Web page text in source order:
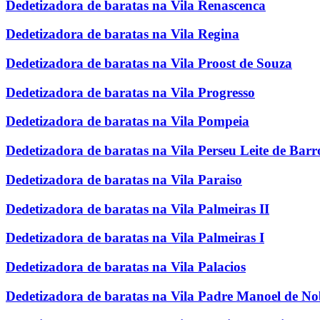
Dedetizadora de baratas na Vila Renascenca
Dedetizadora de baratas na Vila Regina
Dedetizadora de baratas na Vila Proost de Souza
Dedetizadora de baratas na Vila Progresso
Dedetizadora de baratas na Vila Pompeia
Dedetizadora de baratas na Vila Perseu Leite de
Dedetizadora de baratas na Vila Paraiso
Dedetizadora de baratas na Vila Palmeiras II
Dedetizadora de baratas na Vila Palmeiras I
Dedetizadora de baratas na Vila Palacios
Dedetizadora de baratas na Vila Padre Manoel de